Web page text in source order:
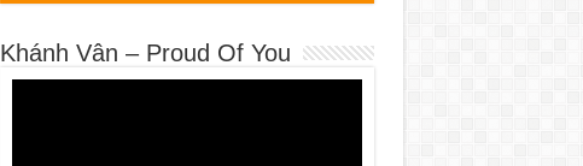
Khánh Vân – Proud Of You